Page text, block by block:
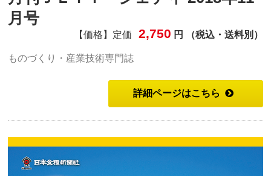
月号
【価格】定価 2,750 円 （税込・送料別）
ものづくり・産業技術専門誌
詳細ページはこちら